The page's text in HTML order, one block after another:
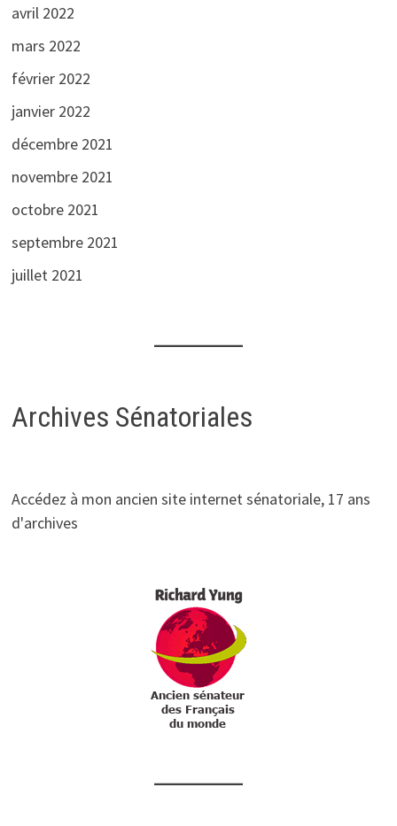
avril 2022
mars 2022
février 2022
janvier 2022
décembre 2021
novembre 2021
octobre 2021
septembre 2021
juillet 2021
Archives Sénatoriales
Accédez à mon ancien site internet sénatoriale, 17 ans
d'archives